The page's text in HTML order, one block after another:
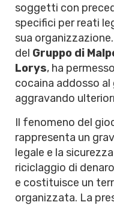
soggetti con
specifici per reati
sua
del Gruppo di
Lorys, ha
cocaina addosso
aggravando
Il fenomeno del
rappresenta un
legale e la
riciclaggio di
e costituisce un
organizzata. La